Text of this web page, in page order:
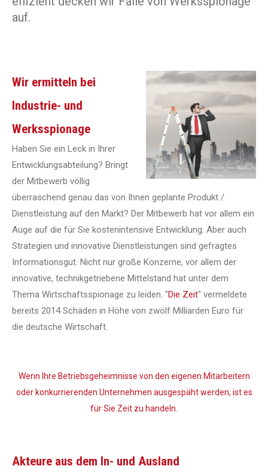
auf.
Wir ermitteln bei
Industrie- und
Werksspionage
Haben Sie ein Leck in Ihrer
Entwicklungsabteilung? Bringt
der Mitbewerb völlig
überraschend genau das von Ihnen geplante Produkt /
Dienstleistung auf den Markt? Der Mitbewerb hat vor allem ein
Auge auf die für Sie kostenintensive Entwicklung. Aber auch
Strategien und innovative Dienstleistungen sind gefragtes
Informationsgut. Nicht nur große Konzerne, vor allem der
innovative, technikgetriebene Mittelstand hat unter dem
Thema Wirtschaftsspionage zu leiden. "Die Zeit" vermeldete
bereits 2014 Schäden in Höhe von zwölf Milliarden Euro für
die deutsche Wirtschaft.
Wenn Ihre Betriebsgeheimnisse von den eigenen Mitarbeitern
oder konkurrierenden Unternehmen ausgespäht werden, ist es
für Sie Zeit zu handeln.
Akteure aus dem In- und Ausland